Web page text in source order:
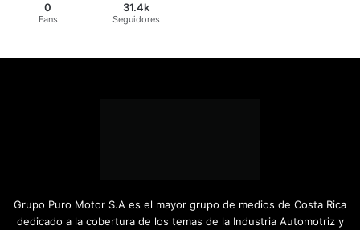
0
Fans
31.4k
Seguidores
Grupo Puro Motor S.A es el mayor grupo de medios de Costa Rica
dedicado a la cobertura de los temas de la Industria Automotriz y